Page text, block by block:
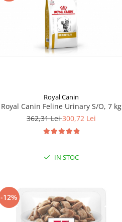
Royal Canin
Royal Canin Feline Urinary S/O, 7 kg
362,31 Lei300,72 Lei
IN STOC
-12%